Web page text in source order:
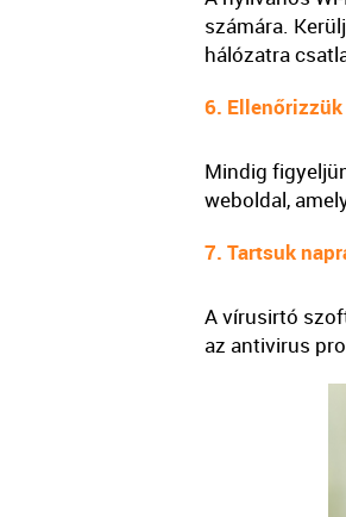
számára.
hálózatra
6.
Mindig
weboldal,
7. Tartsuk
A vírusirtó
az antivirus